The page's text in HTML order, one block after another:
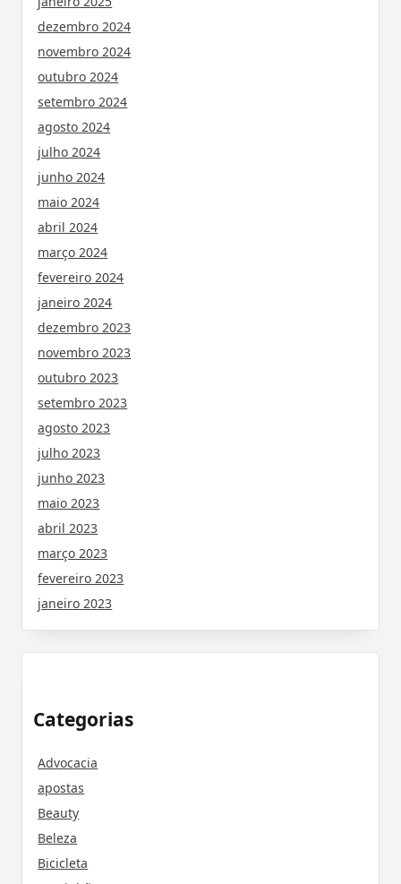
dezembro 2024
novembro 2024
outubro 2024
setembro 2024
agosto 2024
julho 2024
junho 2024
maio 2024
abril 2024
março 2024
fevereiro 2024
janeiro 2024
dezembro 2023
novembro 2023
outubro 2023
setembro 2023
agosto 2023
julho 2023
junho 2023
maio 2023
abril 2023
março 2023
fevereiro 2023
janeiro 2023
Categorias
Advocacia
apostas
Beauty
Beleza
Bicicleta